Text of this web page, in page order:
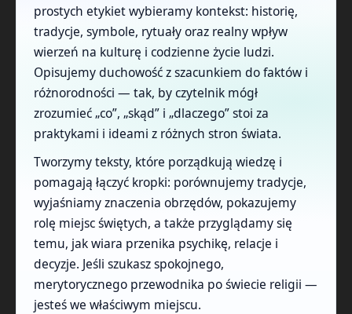
prostych etykiet wybieramy kontekst: historię,
tradycje, symbole, rytuały oraz realny wpływ
wierzeń na kulturę i codzienne życie ludzi.
Opisujemy duchowość z szacunkiem do faktów i
różnorodności — tak, by czytelnik mógł
zrozumieć „co”, „skąd” i „dlaczego” stoi za
praktykami i ideami z różnych stron świata.
Tworzymy teksty, które porządkują wiedzę i
pomagają łączyć kropki: porównujemy tradycje,
wyjaśniamy znaczenia obrzędów, pokazujemy
rolę miejsc świętych, a także przyglądamy się
temu, jak wiara przenika psychikę, relacje i
decyzje. Jeśli szukasz spokojnego,
merytorycznego przewodnika po świecie religii —
jesteś we właściwym miejscu.